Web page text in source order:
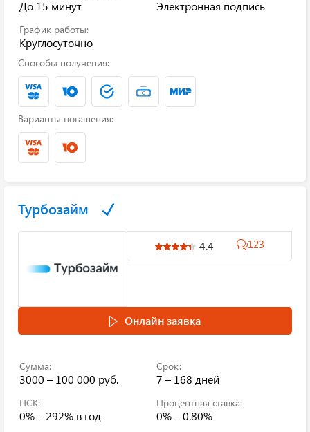
До 15 минут Электронная подпись
График работы:
Круглосуточно
Способы получения:
Варианты погашения:
Турбозайм
4.4 123
Онлайн заявка
Сумма:
3000 – 100 000 руб.
Срок:
7 – 168 дней
ПСК:
0% – 292% в год
Процентная ставка:
0% – 0.80%